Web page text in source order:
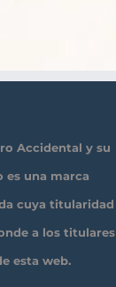
Accidental y su
es una marca
cuya titularidad
a los titulares
esta web.